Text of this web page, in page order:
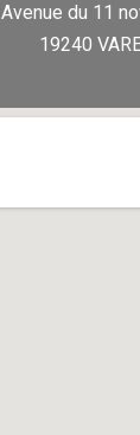
Avenue du 11
19240